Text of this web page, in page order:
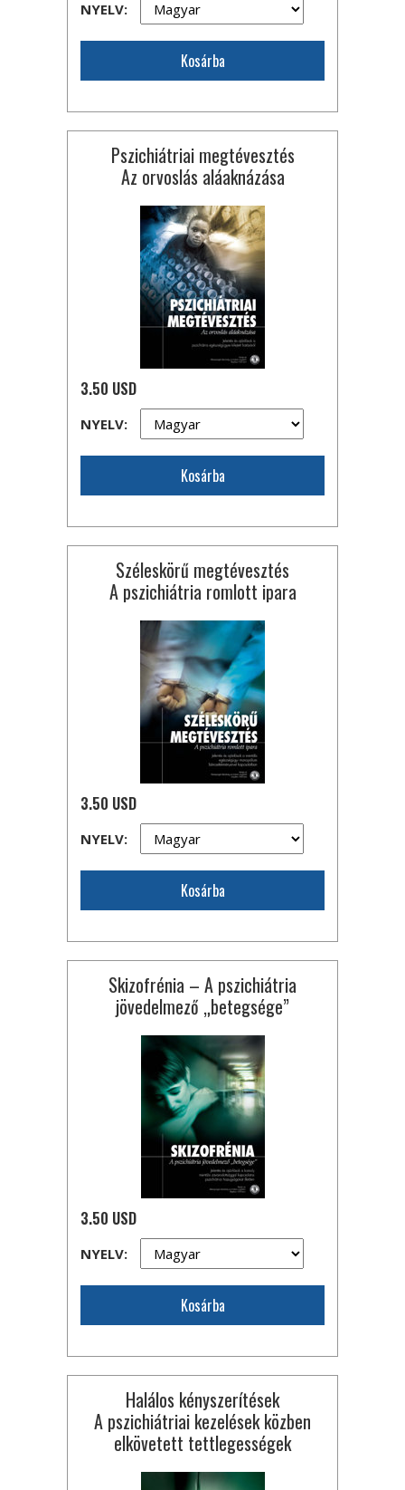
NYELV:
Kosárba
Pszichiátriai megtévesztés
Az orvoslás aláaknázása
3.50 USD
NYELV:
Kosárba
Széleskörű megtévesztés
A pszichiátria romlott ipara
3.50 USD
NYELV:
Kosárba
Skizofrénia – A pszichiátria
jövedelmező „betegsége”
3.50 USD
NYELV:
Kosárba
Halálos kényszerítések
A pszichiátriai kezelések közben
elkövetett tettlegességek